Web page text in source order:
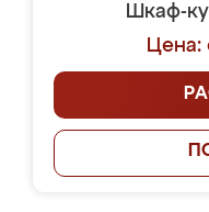
Шкаф-
Цена: